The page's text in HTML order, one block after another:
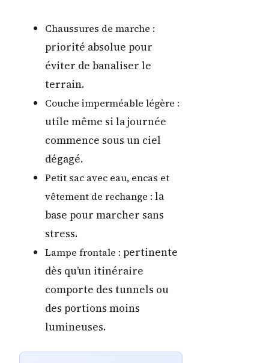
Chaussures de marche :
priorité absolue pour
éviter de banaliser le
terrain.
Couche imperméable légère :
utile même si la journée
commence sous un ciel
dégagé.
Petit sac avec eau, encas et
vêtement de rechange : la
base pour marcher sans
stress.
Lampe frontale : pertinente
dès qu’un itinéraire
comporte des tunnels ou
des portions moins
lumineuses.